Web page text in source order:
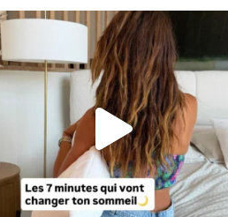
Le sommeil est essentiel à notre bien-
être… et...
102 14